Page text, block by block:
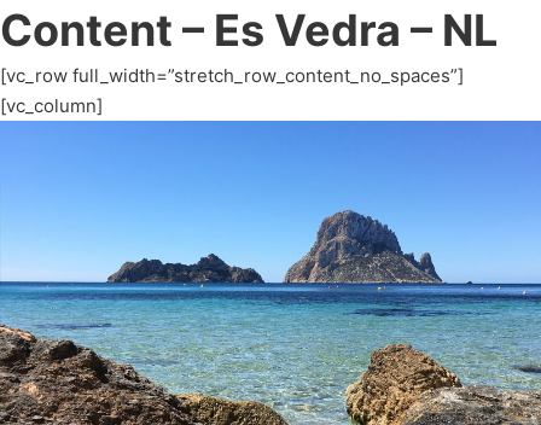
Content – Es Vedra – NL
[vc_row full_width=”stretch_row_content_no_spaces”]
[vc_column]